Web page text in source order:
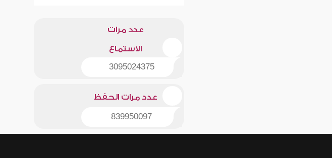
عدد مرات
الاستماع
3095024375
عدد مرات الحفظ
839950097